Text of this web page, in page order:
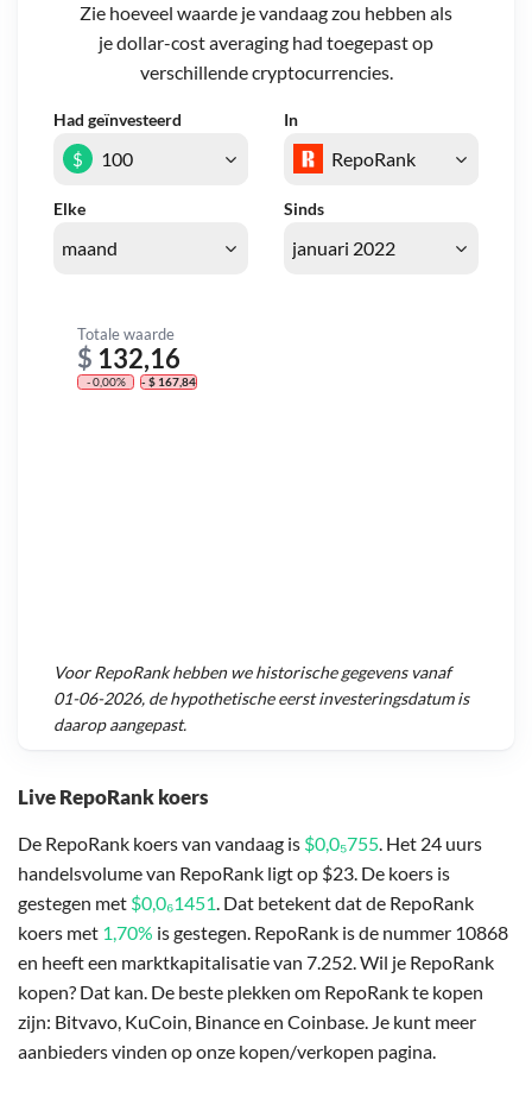
Live RepoRank koers
De RepoRank koers van vandaag is $0,0₅755. Het 24 uurs
handelsvolume van RepoRank ligt op $23. De koers is
gestegen met $0,0₆1451. Dat betekent dat de RepoRank
koers met 1,70% is gestegen. RepoRank is de nummer 10868
en heeft een marktkapitalisatie van 7.252. Wil je RepoRank
kopen? Dat kan. De beste plekken om RepoRank te kopen
zijn: Bitvavo, KuCoin, Binance en Coinbase. Je kunt meer
aanbieders vinden op onze kopen/verkopen pagina.
Zie hoeveel waarde je vandaag zou hebben als
je dollar-cost averaging had toegepast op
verschillende cryptocurrencies.
Had geïnvesteerd In
Elke Sinds
$
Totale waarde
$ 132,16
- 0,00% - $ 167,84
VoorRepoRankhebben we historische gegevens vanaf
01-06-2026, de hypothetische eerst investeringsdatum is
daarop aangepast.